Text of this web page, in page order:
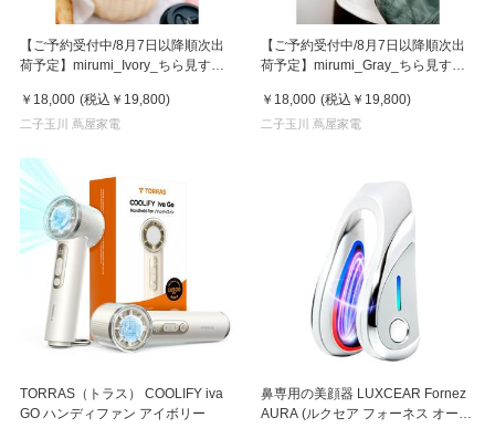
【ご予約受付中/8月7日以降順次出
荷予定】mirumi_Ivory_ちら見する
リー
￥18,000 (税込 ￥19,800)
二子玉川 蔦屋家電
【ご予約受付中/8月7日以降順次出
荷予定】mirumi_Gray_ちら見する
￥18,000 (税込 ￥19,800)
二子玉川 蔦屋家電
TORRAS（トラス） COOLIFY iva
GO ハンディファン アイボリー
鼻専用の美顔器 LUXCEAR Fornez
AURA (ルクセア フォーネス オー